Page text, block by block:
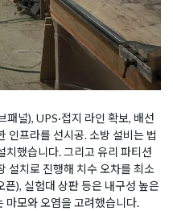
널), UPS·접지 라인 확보, 배선
인프라를 선시공. 소방 설비는 법
치했습니다. 그리고 유리 파티션
설치로 진행해 치수 오차를 최소
픈), 실험대 상판 등은 내구성 높은
마모와 오염을 고려했습니다.